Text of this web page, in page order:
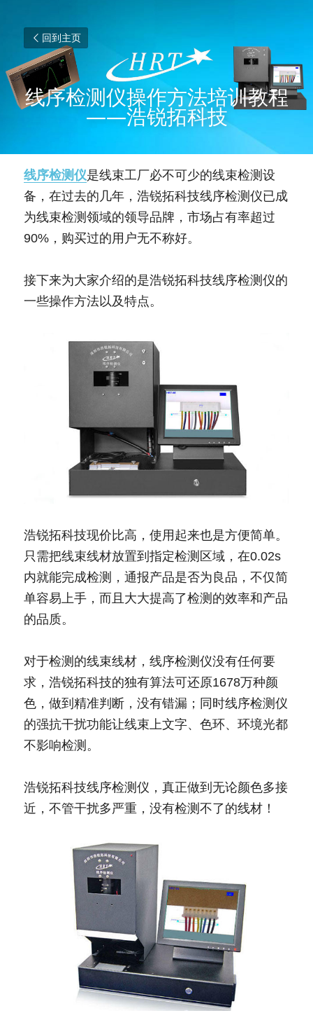
回到主页
线序检测仪操作方法培训教程
——浩锐拓科技
线序检测仪是线束工厂必不可少的线束检测设
备，在过去的几年，浩锐拓科技线序检测仪已成
为线束检测领域的领导品牌，市场占有率超过
90%，购买过的用户无不称好。
接下来为大家介绍的是浩锐拓科技线序检测仪的
一些操作方法以及特点。
浩锐拓科技现价比高，使用起来也是方便简单。
只需把线束线材放置到指定检测区域，在0.02s
内就能完成检测，通报产品是否为良品，不仅简
单容易上手，而且大大提高了检测的效率和产品
的品质。
对于检测的线束线材，线序检测仪没有任何要
求，浩锐拓科技的独有算法可还原1678万种颜
色，做到精准判断，没有错漏；同时线序检测仪
的强抗干扰功能让线束上文字、色环、环境光都
不影响检测。
浩锐拓科技线序检测仪，真正做到无论颜色多接
近，不管干扰多严重，没有检测不了的线材！